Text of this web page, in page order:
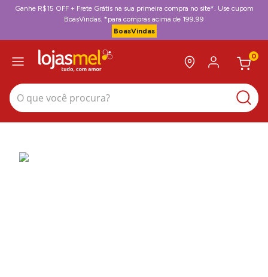
Ganhe R$15 OFF + Frete Grátis na sua primeira compra no site*. Use cupom
BoasVindas. *para compras acima de 199,99
BoasVindas
0
O que você procura?